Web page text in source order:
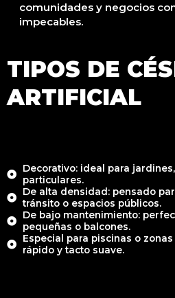
comunidades y negocios
impecables.
TIPOS DE
ARTIFICIAL
Decorativo: ideal para
particulares.
De alta densidad: pensado
tránsito o espacios públicos.
De bajo mantenimiento:
pequeñas o balcones.
Especial para piscinas o
rápido y tacto suave.